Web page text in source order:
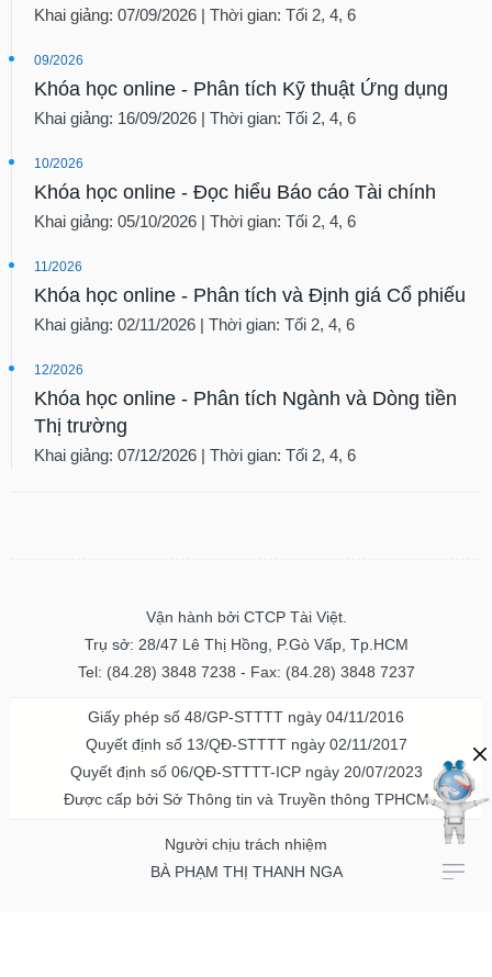
Khai giảng: 07/09/2026 | Thời gian: Tối 2, 4, 6
09/2026
Khóa học online - Phân tích Kỹ thuật Ứng dụng
Khai giảng: 16/09/2026 | Thời gian: Tối 2, 4, 6
10/2026
Khóa học online - Đọc hiểu Báo cáo Tài chính
Khai giảng: 05/10/2026 | Thời gian: Tối 2, 4, 6
11/2026
Khóa học online - Phân tích và Định giá Cổ phiếu
Khai giảng: 02/11/2026 | Thời gian: Tối 2, 4, 6
12/2026
Khóa học online - Phân tích Ngành và Dòng tiền
Thị trường
Khai giảng: 07/12/2026 | Thời gian: Tối 2, 4, 6
Vận hành bởi CTCP Tài Việt.
Trụ sở: 28/47 Lê Thị Hồng, P.Gò Vấp, Tp.HCM
Tel: (84.28) 3848 7238 - Fax: (84.28) 3848 7237
Giấy phép số 48/GP-STTTT ngày 04/11/2016
Quyết định số 13/QĐ-STTTT ngày 02/11/2017
Quyết định số 06/QĐ-STTTT-ICP ngày 20/07/2023
Được cấp bởi Sở Thông tin và Truyền thông TPHCM
Người chịu trách nhiệm
BÀ PHẠM THỊ THANH NGA